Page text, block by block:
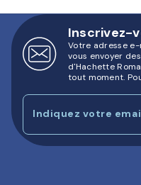
Inscrivez-
Votre adresse
vous envoyer
d'Hachette
tout moment.
Indiquez votre